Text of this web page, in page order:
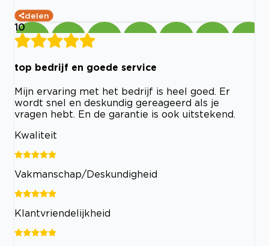
delen
10
top bedrijf en goede service
Mijn ervaring met het bedrijf is heel goed. Er
wordt snel en deskundig gereageerd als je
vragen hebt. En de garantie is ook uitstekend.
Kwaliteit
Vakmanschap/Deskundigheid
Klantvriendelijkheid